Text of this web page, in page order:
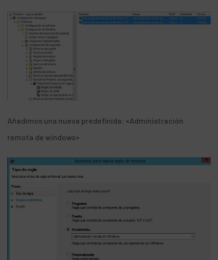
Añadimos una nueva predefinida: «Administración
remota de windows»